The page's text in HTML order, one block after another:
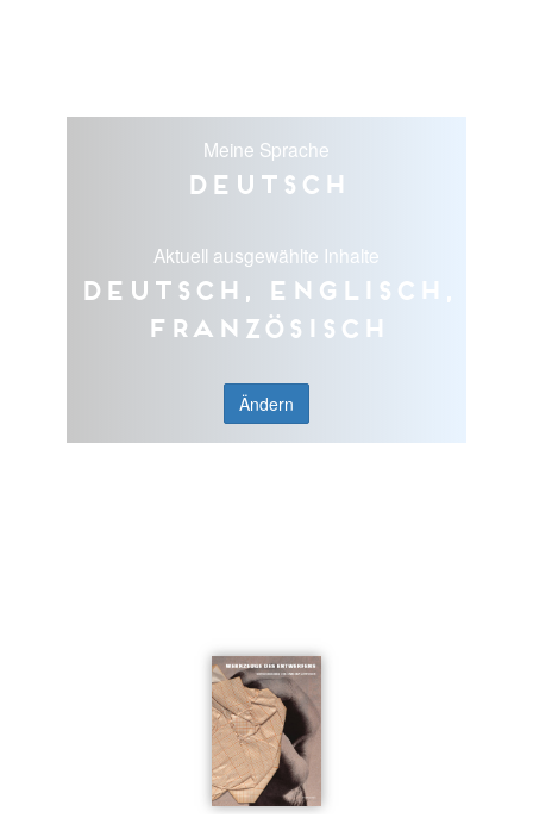
Meine Sprache
Deutsch
Aktuell ausgewählte Inhalte
Deutsch, Englisch,
Französisch
Ändern